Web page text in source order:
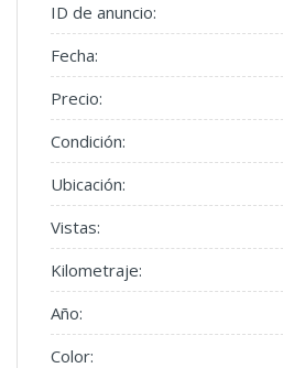
ID de anuncio:
Fecha:
Precio:
Condición:
Ubicación:
Vistas:
Kilometraje:
Año:
Color: